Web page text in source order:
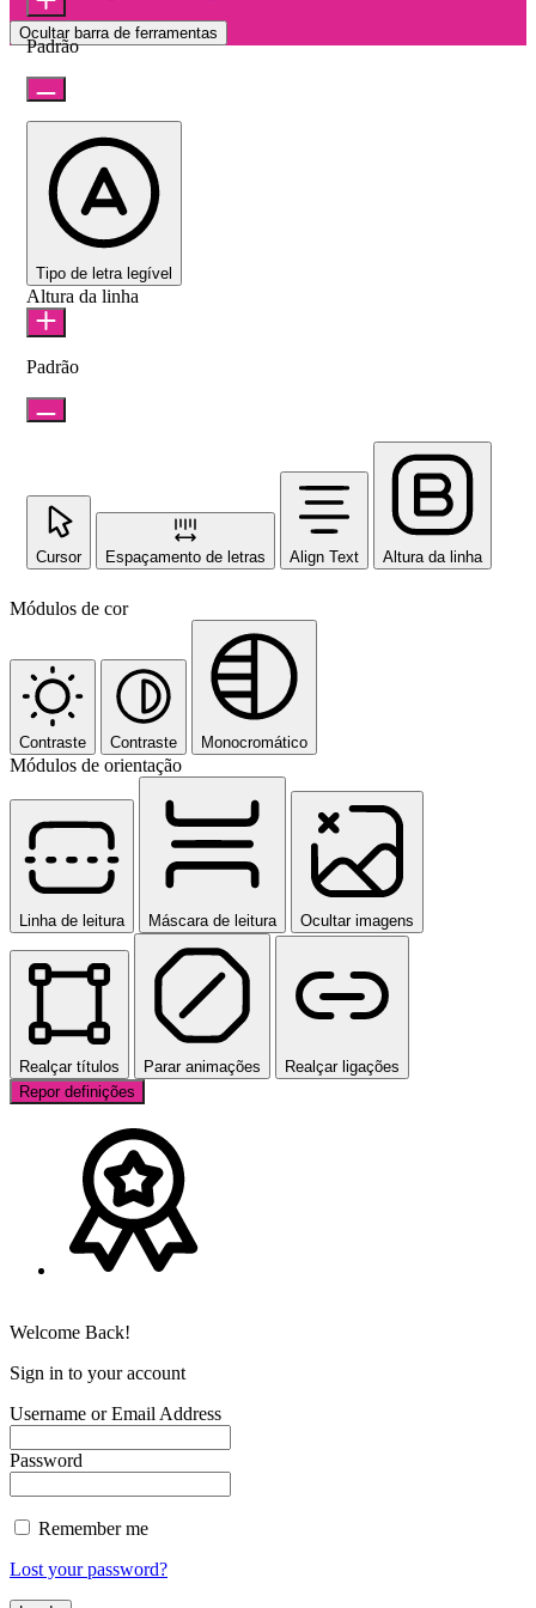
Ocultar barra de ferramentas
Padrão
Tipo de letra legível
Altura da linha
Padrão
Cursor Espaçamento de letras Align Text Altura da linha
Módulos de cor
Contraste Contraste Monocromático
Módulos de orientação
Linha de leitura Máscara de leitura Ocultar imagens
Realçar títulos Parar animações
Realçar ligações
Repor definições
Welcome Back!
Sign in to your account
Username or Email Address
Password
Remember me
Lost your password?